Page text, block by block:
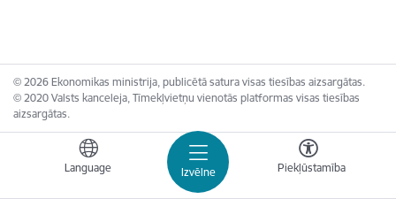
Izvēlne
Language Piekļūstamība
© 2026 Ekonomikas ministrija, publicētā satura visas tiesības aizsargātas.
© 2020 Valsts kanceleja, Tīmekļvietņu vienotās platformas visas tiesības
aizsargātas.